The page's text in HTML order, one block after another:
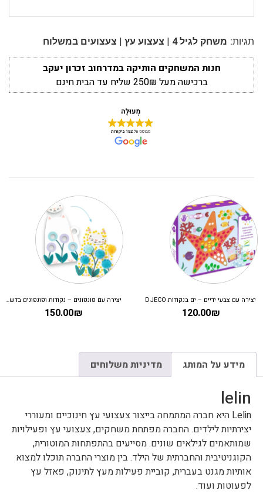
תגיות: משחק לגיל 4 | צעצוע עץ | צעצועים במשלוח
חנות המשחקים הותיקה במדרחוב זכרון יעקב
ברכישה מעל 250₪ שליח עד הבית חינם
יצירה עם צבעי ידיים – ים בנקודות DJECO
120.00₪
יצירה עם פונפונים – נקודות ופונפונים בדשא DJECO
150.00₪
מידע על המותג מדיניות משלוחים
lelin
Lelin היא חברה המתמחה בייצור צעצועי עץ חינוכיים ומעוררי
יצירתיות לילדים. החברה מפתחת משחקים, צעצועי עץ ופעילויות
שמותאמים לגילאים שונים. מסייעים בהתפתחות המוטורית,
הקוגניטיבית והחברתית של הילד. בין מוצרי החברה תוכלו למצוא
אותיות מגנט בעברית, קוביית פעילות מעץ לתינוק, פאזל עץ
לפעוטות ועוד.